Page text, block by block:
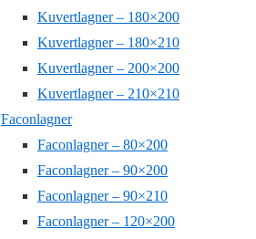
Kuvertlagner – 180×200
Kuvertlagner – 180×210
Kuvertlagner – 200×200
Kuvertlagner – 210×210
Faconlagner
Faconlagner – 80×200
Faconlagner – 90×200
Faconlagner – 90×210
Faconlagner – 120×200